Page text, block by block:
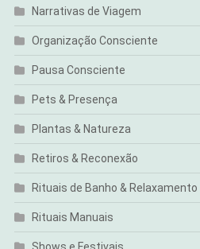
Narrativas de Viagem
Organização Consciente
Pausa Consciente
Pets & Presença
Plantas & Natureza
Retiros & Reconexão
Rituais de Banho & Relaxamento
Rituais Manuais